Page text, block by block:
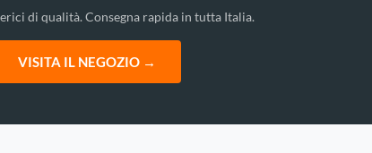
di qualità. Consegna rapida in tutta Italia.
VISITA IL NEGOZIO →